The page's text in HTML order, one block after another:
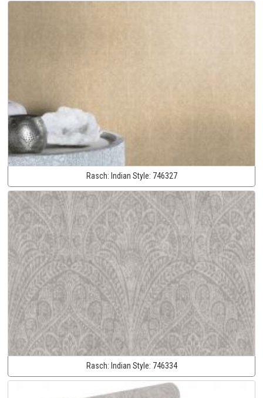
Rasch: Indian Style: 746327
Rasch: Indian Style: 746334